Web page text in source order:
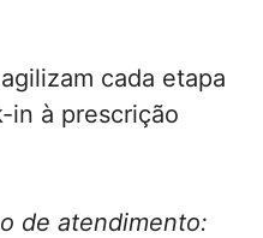
cada etapa
in à prescrição
de atendimento: